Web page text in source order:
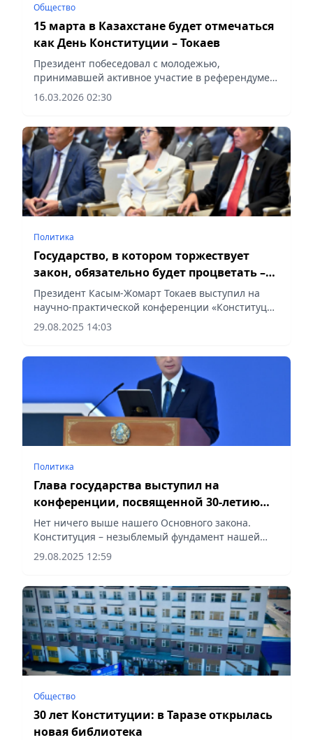
Общество
15 марта в Казахстане будет отмечаться
как День Конституции – Токаев
Президент побеседовал с молодежью,
принимавшей активное участие в референдуме,
сообщает Vecher.kz.
16.03.2026 02:30
Политика
Государство, в котором торжествует
закон, обязательно будет процветать –
Токаев
Президент Касым-Жомарт Токаев выступил на
научно-практической конференции «Конституция
и государственность: диалог права и будущего»,
посвященной 30-летию Конституции Республики
29.08.2025 14:03
Политика
Глава государства выступил на
конференции, посвященной 30-летию
Конституции
Нет ничего выше нашего Основного закона.
Конституция – незыблемый фундамент нашей
Независимости и надежный ориентир
укрепления государственности
29.08.2025 12:59
Общество
30 лет Конституции: в Таразе открылась
новая библиотека